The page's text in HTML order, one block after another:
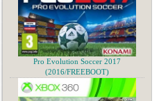
Pro Evolution Soccer 2017
(2016/FREEBOOT)